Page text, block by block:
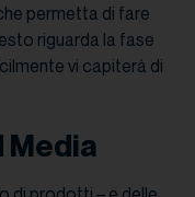
permetta di fare
riguarda la fase
vi capiterà di
Media